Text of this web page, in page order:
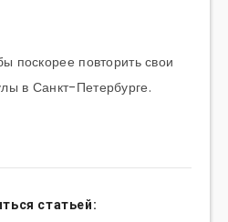
поскорее повторить свои
в Санкт-Петербурге.
статьей: